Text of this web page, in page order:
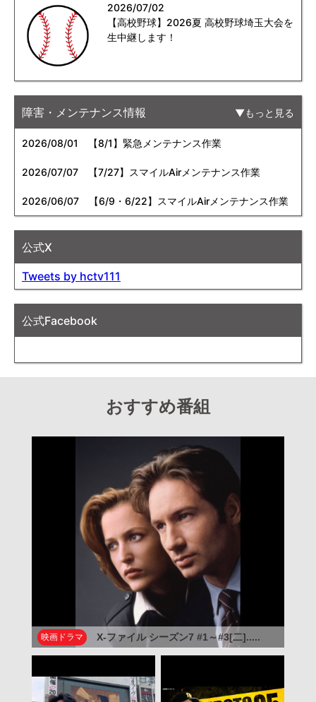
2026/07/02
【高校野球】2026夏 高校野球埼玉大会を
生中継します！
障害・メンテナンス情報 もっと見る
2026/08/01 【8/1】緊急メンテナンス作業
2026/07/07 【7/27】スマイルAirメンテナンス作業
2026/06/07 【6/9・6/22】スマイルAirメンテナンス作業
公式X
Tweets by hctv111
公式Facebook
おすすめ番組